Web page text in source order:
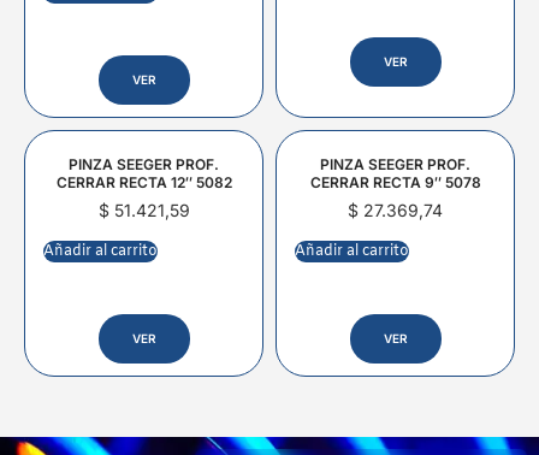
VER
VER
PINZA SEEGER PROF.
CERRAR RECTA 12″ 5082
$51.421,59
Añadir al carrito
VER
PINZA SEEGER PROF.
CERRAR RECTA 9″ 5078
$ 27.369,74
Añadir al carrito
VER